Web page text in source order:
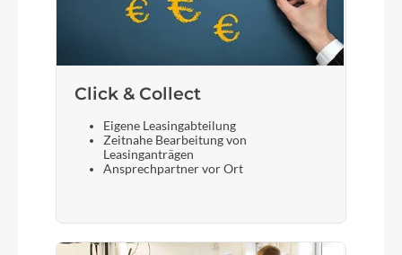
Click & Collect
Eigene Leasingabteilung
Zeitnahe Bearbeitung von
Leasinganträgen
Ansprechpartner vor Ort